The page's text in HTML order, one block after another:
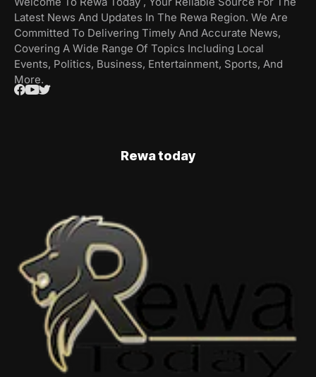
Latest News And Updates In The Rewa Region. We Are
Committed To Delivering Timely And Accurate News,
Covering A Wide Range Of Topics Including Local
Events, Politics, Business, Entertainment, Sports, And
More.
Rewa today